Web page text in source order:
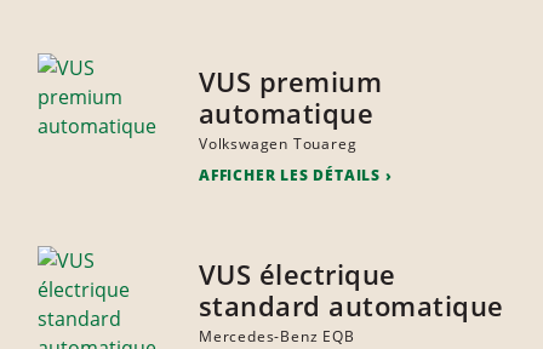
VUS premium
automatique
Volkswagen Touareg
AFFICHER LES DÉTAILS
VUS électrique
standard automatique
Mercedes-Benz EQB